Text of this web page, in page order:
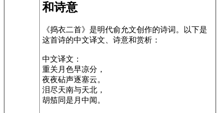
和诗意
《捣衣二首》是明代俞允文创作的诗词。以下是
这首诗的中文译文、诗意和赏析：
中文译文：
重关月色早凉分，
夜夜砧声逐塞云。
泪尽天南与天北，
胡笳同是月中闻。